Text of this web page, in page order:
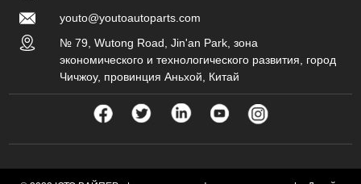
youto@youtoautoparts.com
№ 79, Wutong Road, Jin'an Park, зона
экономического и технологического развития, город
Чичжоу, провинция Аньхой, Китай